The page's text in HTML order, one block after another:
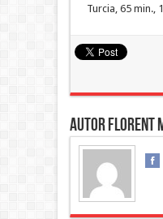
Turcia, 65 min.,
Autor Florent